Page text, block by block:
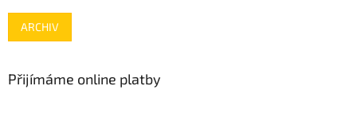
ARCHIV
Přijímáme online platby